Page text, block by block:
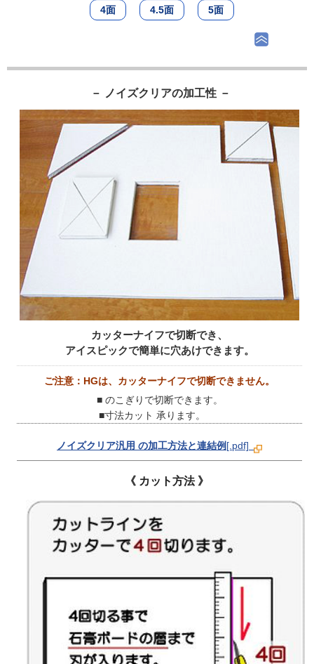
4面 4.5面 5面
－ ノイズクリアの加工性 －
カッターナイフで切断でき、
アイスピックで簡単に穴あけできます。
ご注意：HGは、カッターナイフで切断できません。
■ のこぎりで切断できます。
■寸法カット 承ります。
ノイズクリア汎用 の加工方法と連結例[.pdf]
《 カット方法 》